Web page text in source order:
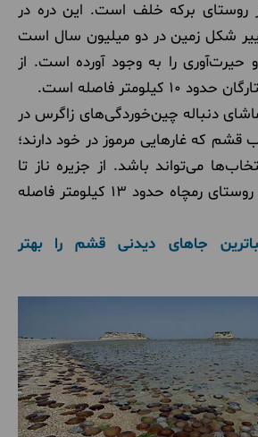
روستای برکه خلف است. این دره در
شکل زمین در دو میلیون سال است
را به وجود آورده است. از
کیلومتر فاصله است.
دنباله چین‌خوردگی‌های زاگرس در
قشم که غارهایی مرموز در خود دارند؛
می‌تواند باشد. از جزیره ناز تا
غارهای خربس در روستای رمچاه حدود 13 کیلومتر فاصله
جاهای دیدنی قشم را بهتر